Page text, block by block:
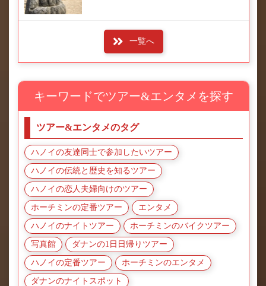
一覧へ
キーワードでツアー&エンタメを探す
ツアー&エンタメのタグ
ハノイの友達同士で参加したいツアー
ハノイの伝統と歴史を知るツアー
ハノイの恋人夫婦向けのツアー
ホーチミンの定番ツアー エンタメ
ハノイのナイトツアー ホーチミンのバイクツアー
写真館 ダナンの1日日帰りツアー
ハノイの定番ツアー ホーチミンのエンタメ
ダナンのナイトスポット